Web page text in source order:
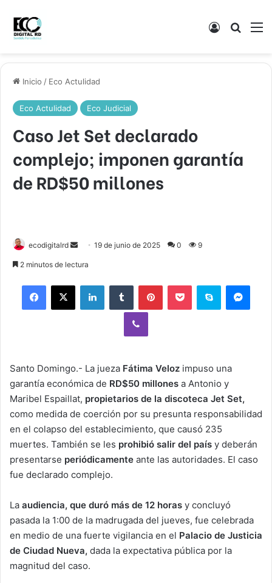
Acceso
Inicio / Eco Actulidad
Eco Actulidad Eco Judicial
Caso Jet Set declarado
complejo; imponen garantía
de RD$50 millones
ecodigitalrd
Send19 de junio de 2025 0 9
2 minutos de lectura
Facebook
X LinkedInTumblr PinterestPocket Skype
Viber
Santo Domingo.- La jueza Fátima Veloz impuso una
garantía económica de RD$50 millones a Antonio y
Maribel Espaillat, propietarios de la discoteca Jet Set,
como medida de coerción por su presunta responsabilidad
en el colapso del establecimiento, que causó 235
muertes. También se les prohibió salir del país y deberán
presentarse periódicamente ante las autoridades. El caso
fue declarado complejo.
La audiencia, que duró más de 12 horas y concluyó
pasada la 1:00 de la madrugada del jueves, fue celebrada
en medio de una fuerte vigilancia en el Palacio de Justicia
de Ciudad Nueva, dada la expectativa pública por la
magnitud del caso.